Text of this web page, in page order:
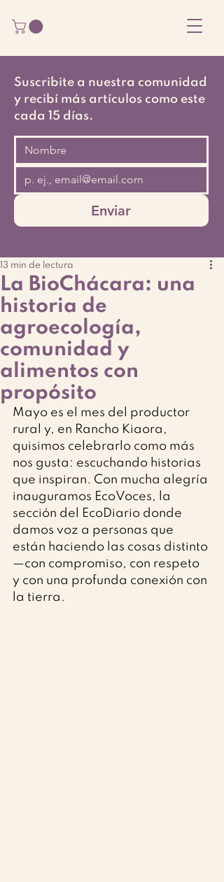
Suscribite a nuestra comunidad
y recibí más artículos como este
cada 15 días.
Enviar
La BioChácara: una
historia de
agroecología,
comunidad y
alimentos con
propósito
13 min de lectura
Mayo es el mes del productor
rural y, en Rancho Kiaora,
quisimos celebrarlo como más
nos gusta: escuchando historias
que inspiran. Con mucha alegría
inauguramos EcoVoces, la
sección del EcoDiario donde
damos voz a personas que
están haciendo las cosas distinto
—con compromiso, con respeto
y con una profunda conexión con
la tierra.